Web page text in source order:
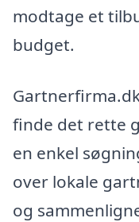
modtage et
budget.
finde det rette
en enkel
over lokale
og